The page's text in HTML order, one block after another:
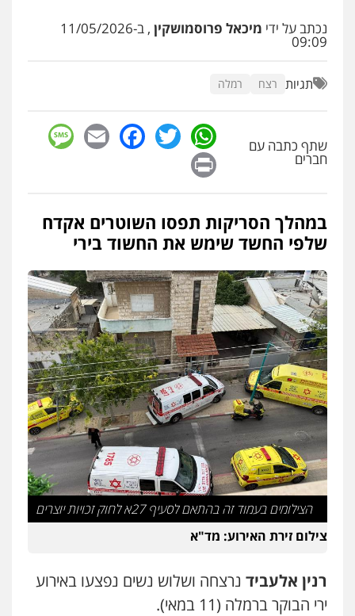
פלילי צבאי מעצרים וחקירות
כלכלי אלימות סמים מעצרים
0525544654
0507206063
עו"ד זוהר ארבל
פלילי פשיעה חמורה מעצרים וחקירות
קטינים
0538788878
עו"ד אסף דוק
פלילי עבירות מין סמים והימורים פשיעה
חמורה חקירות ומעצרים צווארון לבן והונאה
0526885006
עו"ד שלי גורביץ – לוי
משפט פלילי פשיעה חמורה מעצרים
וחקירות צבאי תעבורה
0544218336
פלילי דיני תעבורה מעצרים וחקירות
נכתב על ידי מיכאל פרוסמושקין , ב-11/05/2026
09:09
תגיות רצח רמלה
שתף כתבה עם
חברים
WhatsApp
Twitter
Facebook
Email
במהלך הסריקות תפסו השוטרים אקדח
שלפי החשד שימש את החשוד בירי
הצילומים בעמוד זה בהתאם לסעיף 27א לחוק זכויות יוצרים
צילום זירת האירוע: מד"א
רנין אלעביד נרצחה ושלוש נשים נפצעו באירוע
ירי הבוקר ברמלה (11 במאי).